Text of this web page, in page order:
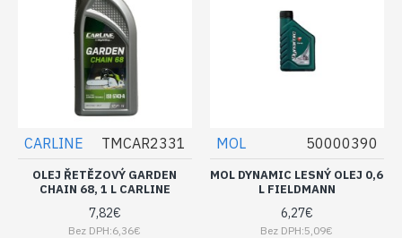
CARLINE TMCAR2331
OLEJ ŘETĚZOVÝ GARDEN
CHAIN 68, 1 L CARLINE
7,82€
Bez DPH:6,36€
MOL 50000390
MOL DYNAMIC LESNÝ OLEJ 0,6
L FIELDMANN
6,27€
Bez DPH:5,09€